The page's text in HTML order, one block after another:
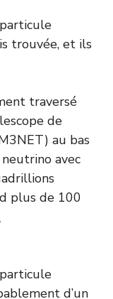
trouvée, et ils
traversé
de
au bas
avec
plus de 100
d’un